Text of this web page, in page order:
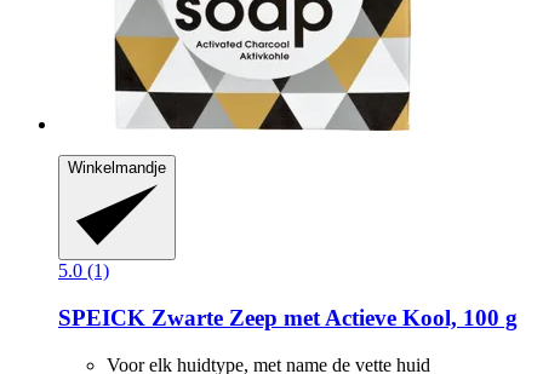
Winkelmandje
5.0 (1)
SPEICK Zwarte Zeep met Actieve Kool, 100 g
Voor elk huidtype, met name de vette huid